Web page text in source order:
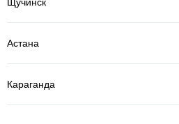
Астана
Караганда